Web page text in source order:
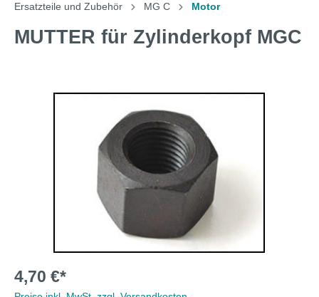
Ersatzteile und Zubehör MG C Motor
MUTTER für Zylinderkopf MGC
4,70 €*